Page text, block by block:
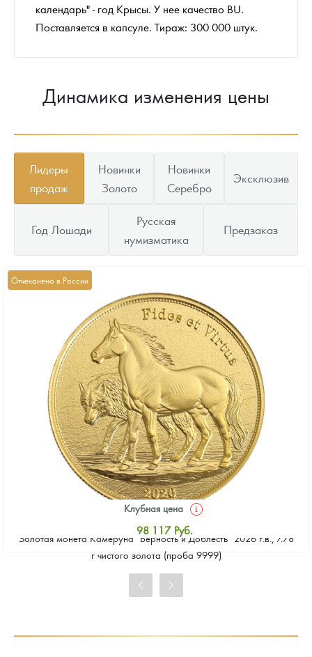
календарь" - год Крысы. У нее качество BU.
Поставляется в капсуле. Тираж: 300 000 штук.
Динамика изменения цены
Лидеры
продаж
Новинки
Золото
Новинки
Серебро
Эксклюзив
Год Лошади
Русская
нумизматика
Предзаказ
Отчеканено в России
Золотая монета Камеруна "Верность и Доблесть" 2026 г.в., 7.78
г чистого золота (проба 9999)
Клубная цена
98 117 Руб.
Стандартная цена
Цена выкупа